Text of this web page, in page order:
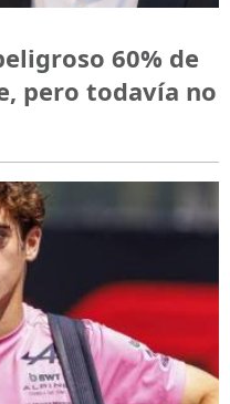
60% de
pero todavía no